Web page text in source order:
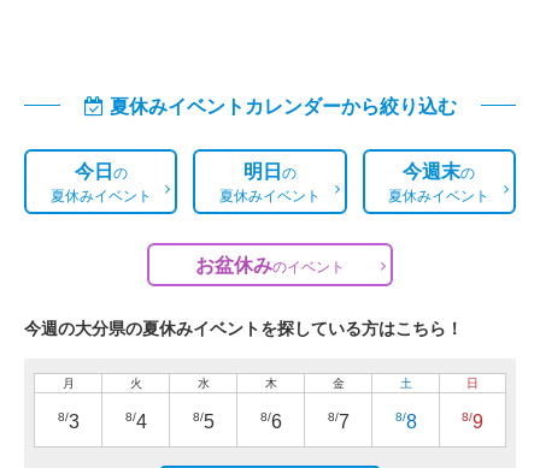
夏休みイベントカレンダーから絞り込む
今日の
夏休みイベント
明日の
夏休みイベント
今週末の
夏休みイベント
お盆休みのイベント
今週の大分県の夏休みイベントを探している方はこちら！
月
8/3
火
8/4
水
8/5
木
8/6
金
8/7
土
8/8
日
8/9